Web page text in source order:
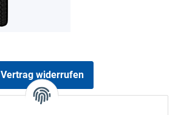
Vertrag widerrufen